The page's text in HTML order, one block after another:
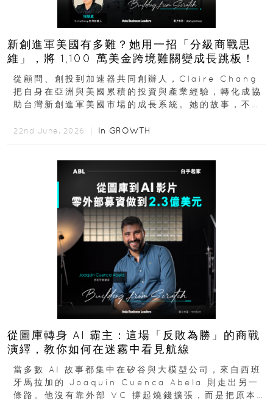
新創進軍美國有多難？她用一招「分級商戰思
維」，將 1,100 萬美金跨境難關變成長跳板！
從顧問、創投到加速器共同創辦人，Claire Chang
把自身在亞洲與美國累積的投資與產業經驗，轉化成協
助台灣新創進軍美國市場的成長系統。她的故事，不只
22nd June, 2026 ｜ In GROWTH
從圖庫轉身 AI 霸主：這場「反敗為勝」的商戰
演繹，教你如何在迷霧中看見航線
當多數 AI 故事都集中在矽谷與大模型公司，來自西班
牙馬拉加的 Joaquín Cuenca Abela 則走出另一
條路。他沒有靠外部 VC 撐起燒錢擴張，而是把原本